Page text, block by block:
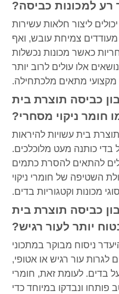
למכונות כביסה?
ליצור חלאות עשירות
צמיחת עובש, ואף
כאשר מכונות נכשלות
אלו עולים לרוב יותר
מקצועי מתאים מלכתחילה.
2: האם סבון כביסה תוצרת בית
חומר ניקוי מסחרי?
בית עשויות להיראות
בדי כותנה מעט מלוכלכים.
להתאים להסרת כתמים
השטיפה של חומרי ניקוי
מכונות וקטגוריות בדים.
3: האם סבון כביסה תוצרת בית
יותר לעור רגיש?
ניסוח מבוקר במתכוני
עור רגיש או אטופי,
בדים. לעומת זאת, חומרי
פותחו ונבדקו במיוחד כדי